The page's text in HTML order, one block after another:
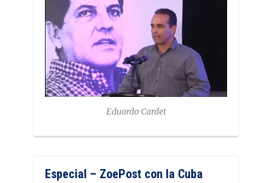
Eduardo Cardet
Especial – ZoePost con la Cuba